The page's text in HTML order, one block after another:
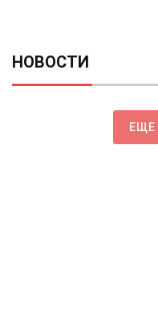
НОВОСТИ
ЕЩЕ